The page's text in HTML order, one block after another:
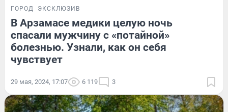
ГОРОД ЭКСКЛЮЗИВ
В Арзамасе медики целую ночь
спасали мужчину с «потайной»
болезнью. Узнали, как он себя
чувствует
29 мая, 2024, 17:07 6 119 3